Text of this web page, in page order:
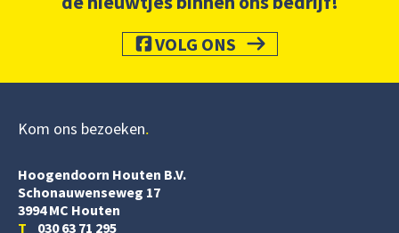
VOLG ONS
Kom ons bezoeken
Hoogendoorn Houten B.V.
Schonauwenseweg 17
3994 MC Houten
T 030 63 71 295